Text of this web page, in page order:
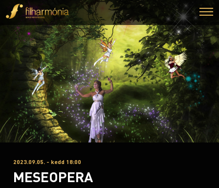
2023.09.05. - kedd 18:00
MESEOPERA